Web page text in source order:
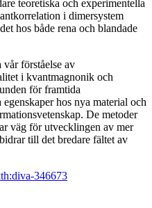
teoretiska och experimentella
i dimersystem
hos både rena och blandade
förståelse av
i kvantmagnonik och
för framtida
hos nya material och
De metoder
väg för utvecklingen av mer
till det bredare fältet av
346673